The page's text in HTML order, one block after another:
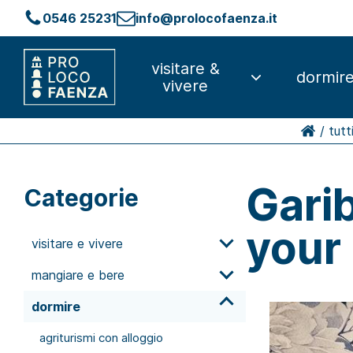
0546 25231 info@prolocofaenza.it
visitare &
vivere
dormire
/
Categorie
visitare e vivere
mangiare e bere
dormire
agriturismi con alloggio
your